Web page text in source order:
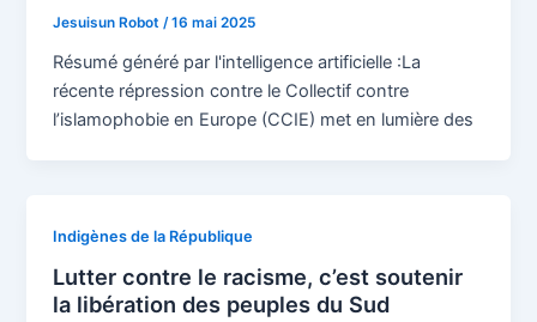
Jesuisun Robot/16 mai 2025
Résumé généré par l'intelligence artificielle :La
récente répression contre le Collectif contre
l’islamophobie en Europe (CCIE) met en lumière des
Indigènes de la République
Lutter contre le racisme, c’est soutenir
la libération des peuples du Sud